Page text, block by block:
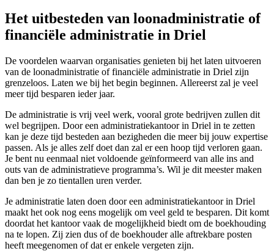
Het uitbesteden van loonadministratie of
financiële administratie in Driel
De voordelen waarvan organisaties genieten bij het laten uitvoeren
van de loonadministratie of financiële administratie in Driel zijn
grenzeloos. Laten we bij het begin beginnen. Allereerst zal je veel
meer tijd besparen ieder jaar.
De administratie is vrij veel werk, vooral grote bedrijven zullen dit
wel begrijpen. Door een administratiekantoor in Driel in te zetten
kan je deze tijd besteden aan bezigheden die meer bij jouw expertise
passen. Als je alles zelf doet dan zal er een hoop tijd verloren gaan.
Je bent nu eenmaal niet voldoende geïnformeerd van alle ins and
outs van de administratieve programma’s. Wil je dit meester maken
dan ben je zo tientallen uren verder.
Je administratie laten doen door een administratiekantoor in Driel
maakt het ook nog eens mogelijk om veel geld te besparen. Dit komt
doordat het kantoor vaak de mogelijkheid biedt om de boekhouding
na te lopen. Zij zien dus of de boekhouder alle aftrekbare posten
heeft meegenomen of dat er enkele vergeten zijn.